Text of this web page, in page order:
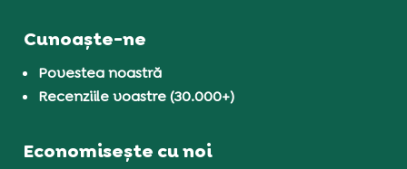
Cunoaște-ne
Povestea noastră
Recenziile voastre (30.000+)
Economisește cu noi